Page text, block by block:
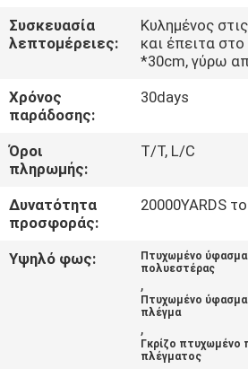
ΕΠΑΦΉ
ΝΈΑ
ΖΗΤΉΣΤΕ
ΈΝΑ
ΑΠΌΣΠΑΣΜΑ
SITEMAP
ΑΠΟΡΡΉΤΟΥ
Συσκευασία
λεπτομέρειες:
Κυλημένος
και έπειτα
*30cm, γύρω
Χρόνος
παράδοσης:
30days
Όροι
πληρωμής:
T/T, L/C
Δυνατότητα
προσφοράς:
20000YARDS
Υψηλό φως:
Πτυχωμένο
πολυεστέρας
,
Πτυχωμένο
πλέγμα
,
Γκρίζο
πλέγματος